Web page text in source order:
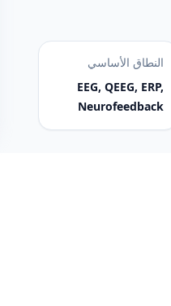
النطاق الأساسي
EEG, QEEG, ERP,
Neurofeedback